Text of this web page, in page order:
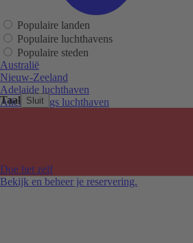
Taal Sluit
Doe het zelf
Bekijk en beheer je reservering.
Populaire landen
Populaire luchthavens
Populaire steden
Australië
Nieuw-Zeeland
Adelaide luchthaven
Alice Springs luchthaven
Melbourne Tullamarine luchthaven
Perth luchthaven
Sydney luchthaven